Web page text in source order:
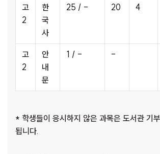
고
2
한
국
사
25 / - 20 4
고
2
안
내
문
1 / - -
* 학생들이 응시하지 않은 과목은 도서관 기
됩니다.